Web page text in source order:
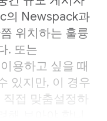
의 Newspack과
위치하는 훌륭
. 또는
용하고 싶을 때
있지만, 이 경우
접 맞춤설정하